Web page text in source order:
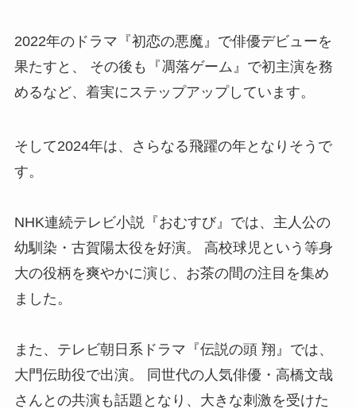
2022年のドラマ『初恋の悪魔』で俳優デビューを
果たすと、 その後も『凋落ゲーム』で初主演を務
めるなど、着実にステップアップしています。
そして2024年は、さらなる飛躍の年となりそうで
す。
NHK連続テレビ小説『おむすび』では、主人公の
幼馴染・古賀陽太役を好演。 高校球児という等身
大の役柄を爽やかに演じ、お茶の間の注目を集め
ました。
また、テレビ朝日系ドラマ『伝説の頭 翔』では、
大門伝助役で出演。 同世代の人気俳優・高橋文哉
さんとの共演も話題となり、大きな刺激を受けた